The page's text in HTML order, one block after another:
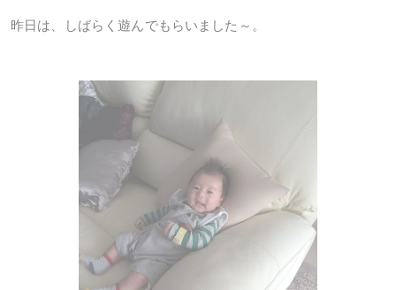
昨日は、しばらく遊んでもらいました～。